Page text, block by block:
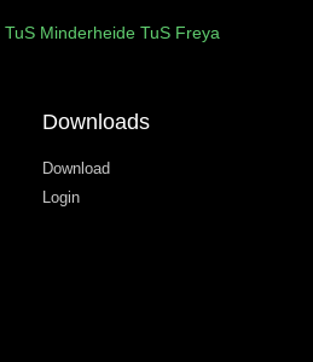
TuS Minderheide TuS Freya
Downloads
Download
Login